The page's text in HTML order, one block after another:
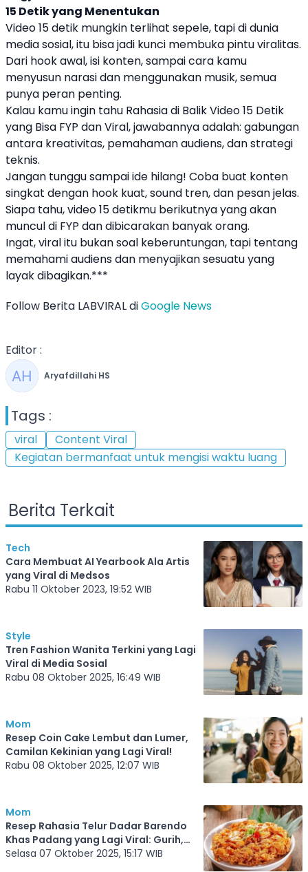
15 Detik yang Menentukan
Video 15 detik mungkin terlihat sepele, tapi di dunia
media sosial, itu bisa jadi kunci membuka pintu viralitas.
Dari hook awal, isi konten, sampai cara kamu
menyusun narasi dan menggunakan musik, semua
punya peran penting.
Kalau kamu ingin tahu Rahasia di Balik Video 15 Detik
yang Bisa FYP dan Viral, jawabannya adalah: gabungan
antara kreativitas, pemahaman audiens, dan strategi
teknis.
Jangan tunggu sampai ide hilang! Coba buat konten
singkat dengan hook kuat, sound tren, dan pesan jelas.
Siapa tahu, video 15 detikmu berikutnya yang akan
muncul di FYP dan dibicarakan banyak orang.
Ingat, viral itu bukan soal keberuntungan, tapi tentang
memahami audiens dan menyajikan sesuatu yang
layak dibagikan.***
Follow Berita LABVIRAL diGoogle News
Editor :
Aryafdillahi HS
Tags :
viral
Content Viral
Kegiatan bermanfaat untuk mengisi waktu luang
Berita Terkait
Tech
Cara Membuat AI Yearbook Ala Artis
yang Viral di Medsos
Rabu 11 Oktober 2023, 19:52 WIB
Style
Tren Fashion Wanita Terkini yang Lagi
Viral di Media Sosial
Rabu 08 Oktober 2025, 16:49 WIB
Mom
Resep Coin Cake Lembut dan Lumer,
Camilan Kekinian yang Lagi Viral!
Rabu 08 Oktober 2025, 12:07 WIB
Mom
Resep Rahasia Telur Dadar Barendo
Khas Padang yang Lagi Viral: Gurih,
Renyah, dan Crispy Tahan Lama!
Selasa 07 Oktober 2025, 15:17 WIB